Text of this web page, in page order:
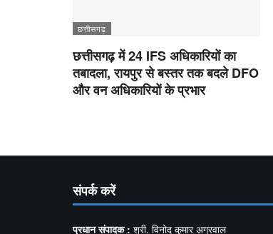
छत्तीसगढ़
छत्तीसगढ़ में 24 IFS अधिकारियों का
तबादला, रायपुर से बस्तर तक बदले DFO
और वन अधिकारियों के प्रभार
संपर्क करें
प्रधान संपादक : श्री. विनोद कुमार अग्रवाल